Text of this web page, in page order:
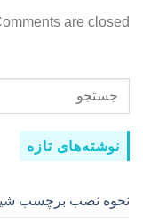
are closed.
نوشته‌های تازه
نحوه نصب برچسب